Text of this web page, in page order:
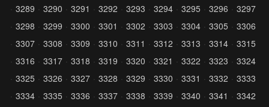
3289
3290 3291 3292 3293 3294 3295 3296
3297
3298
3299 3300 3301 3302 3303 3304 3305
3306
3307
3308 3309 3310 3311 3312 3313 3314
3315
3316
3317 3318 3319 3320 3321 3322 3323
3324
3325
3326 3327 3328 3329 3330 3331 3332
3333
3334
3335 3336 3337 3338 3339 3340 3341
3342